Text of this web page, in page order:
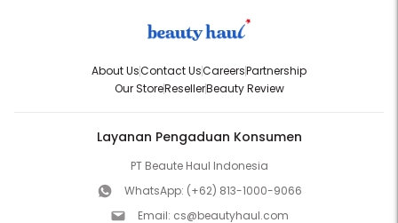
About UsContact UsCareersPartnership
Our StoreResellerBeauty Review
Layanan Pengaduan Konsumen
PT Beaute Haul Indonesia
WhatsApp: (+62) 813-1000-9066
Email: cs@beautyhaul.com